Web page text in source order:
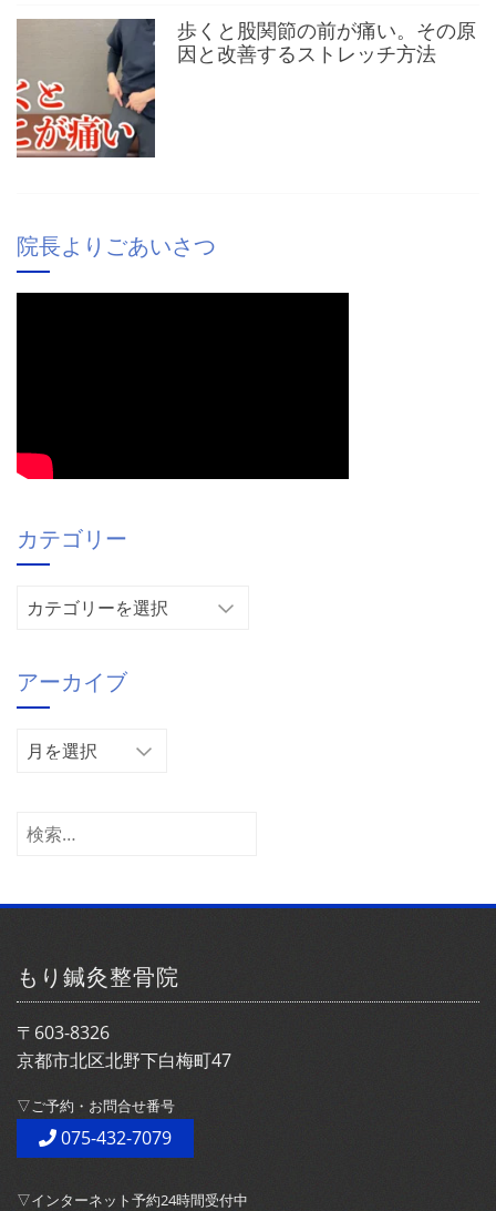
歩くと股関節の前が痛い。その原
因と改善するストレッチ方法
院長よりごあいさつ
カテゴリー
リ
ー
アーカイブ
ア
イ
検
もり鍼灸整骨院
〒603-8326
京都市北区北野下白梅町47
▽ご予約・お問合せ番号
075-432-7079
▽インターネット予約24時間受付中